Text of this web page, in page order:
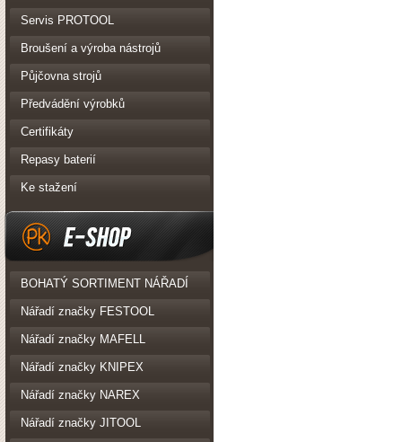
Servis PROTOOL
Broušení a výroba nástrojů
Půjčovna strojů
Předvádění výrobků
Certifikáty
Repasy baterií
Ke stažení
eshop
BOHATÝ SORTIMENT NÁŘADÍ
Nářadí značky FESTOOL
Nářadí značky MAFELL
Nářadí značky KNIPEX
Nářadí značky NAREX
Nářadí značky JITOOL